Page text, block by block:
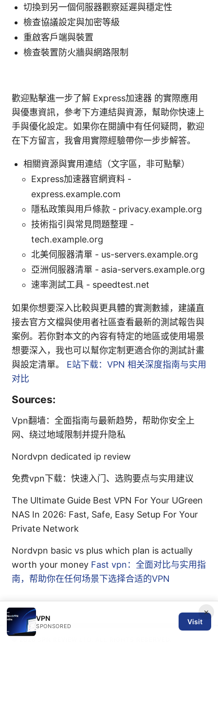
切換到另一個伺服器觀察延遲與穩定性
檢查協議設定與加密等級
重啟客戶端與裝置
檢查裝置防火牆與網路限制
歡迎點擊進一步了解 Express加速器 的實際應用
與優惠資訊，參考下方連結與資源，幫助你快速上
手與優化設定。如果你在閱讀中有任何疑問，歡迎
在下方留言，我會用實際經驗帶你一步步解答。
相關資源與實用連結（文字區，非可點擊）
Express加速器官網資料 -
express.example.com
隱私政策與用戶條款 - privacy.example.org
技術指引與常見問題整理 -
tech.example.org
北美伺服器清單 - us-servers.example.org
亞洲伺服器清單 - asia-servers.example.org
速率測試工具 - speedtest.net
如果你想要深入比較與更具體的實測數據，建議直
接去官方文檔與使用者社區查看最新的測試報告與
案例。若你對本文的內容有特定的地區或使用場景
想要深入，我也可以幫你定制更適合你的測試計畫
與設定清單。 E站下载：VPN 相关深度指南与实用
对比
Sources:
Vpn翻墙：全面指南与最新趋势，帮助你安全上
网、绕过地域限制并提升隐私
Nordvpn dedicated ip review
免费vpn下载：快速入门、选购要点与实用建议
The Ultimate Guide Best VPN For Your UGreen
NAS In 2026: Fast, Safe, Easy Setup For Your
Private Network
Nordvpn basic vs plus which plan is actually
worth your money Fast vpn：全面对比与实用指
南，帮助你在任何场景下选择合适的VPN
×
VPN
SPONSORED
Visit